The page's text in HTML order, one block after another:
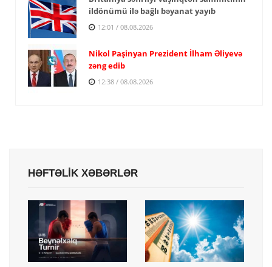
ildönümü ilə bağlı bəyanat yayıb
12:01 / 08.08.2026
Nikol Paşinyan Prezident İlham Əliyevə
zəng edib
12:38 / 08.08.2026
HƏFTƏLİK XƏBƏRLƏR